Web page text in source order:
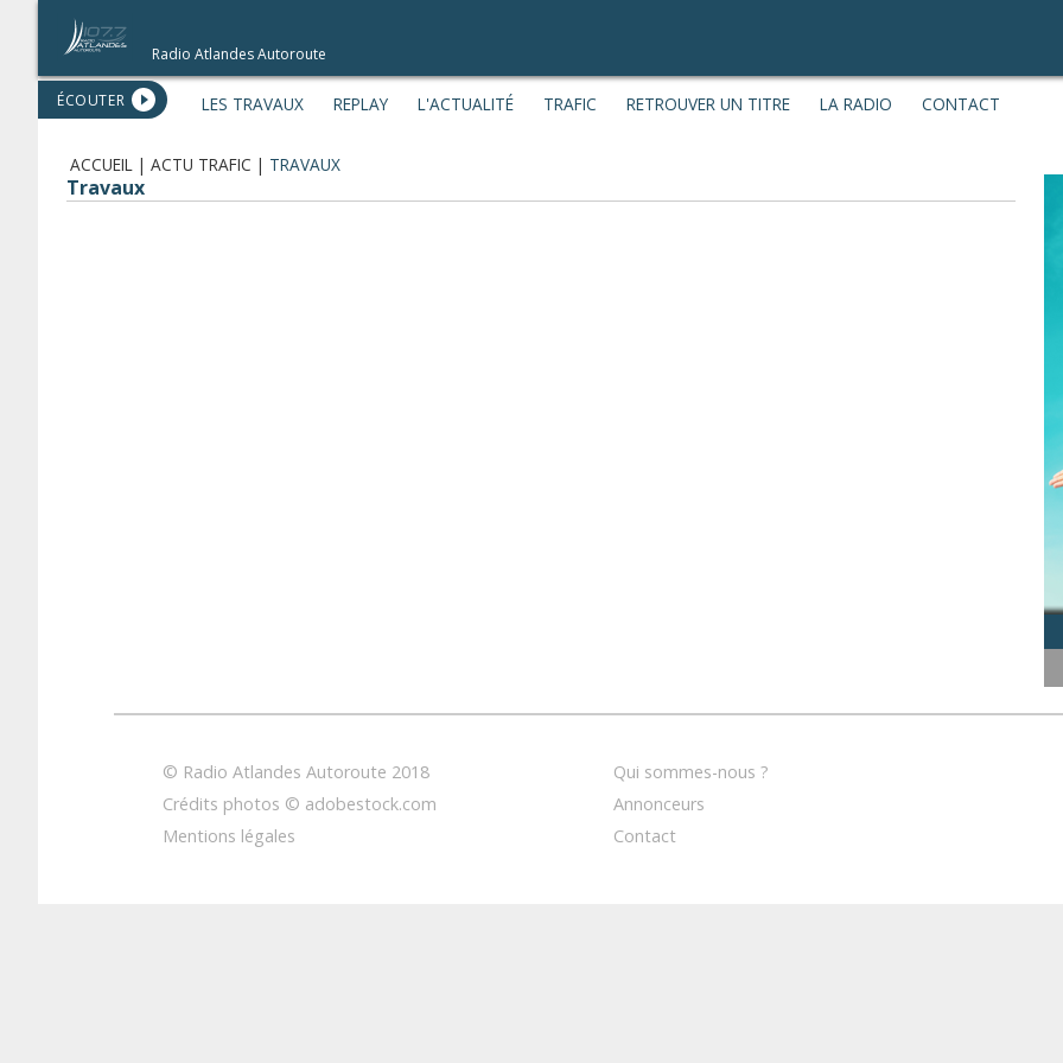
ÉCOUTER
Radio Atlandes Autoroute
LES TRAVAUX REPLAY L'ACTUALITÉ TRAFIC RETROUVER UN TITRE LA RADIO CONTACT
ACCUEIL |ACTU TRAFIC | TRAVAUX
Travaux
© Radio Atlandes Autoroute 2018
Crédits photos © adobestock.com
Mentions légales
Qui sommes-nous ?
Annonceurs
Contact